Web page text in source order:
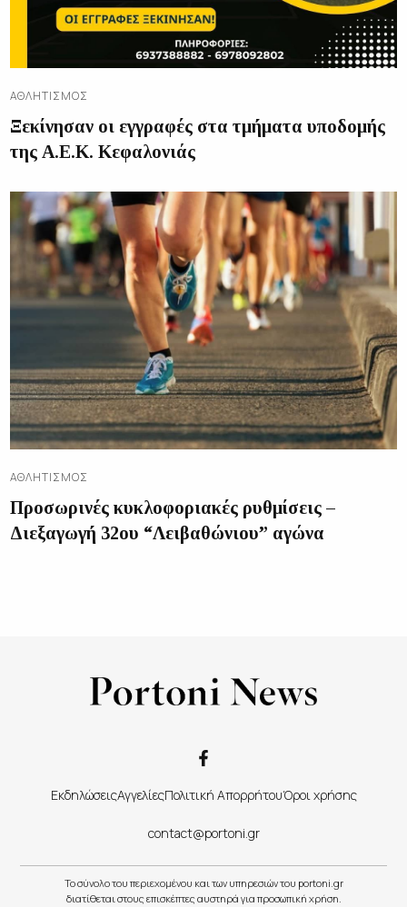
ΑΘΛΗΤΙΣΜΌΣ
Ξεκίνησαν οι εγγραφές στα τμήματα υποδομής
της Α.Ε.Κ. Κεφαλονιάς
ΑΘΛΗΤΙΣΜΌΣ
Προσωρινές κυκλοφοριακές ρυθμίσεις –
Διεξαγωγή 32ου “Λειβαθώνιου” αγώνα
ΕκδηλώσειςΑγγελίεςΠολιτική ΑπορρήτουΌροι χρήσης
contact@portoni.gr
Το σύνολο του περιεχομένου και των υπηρεσιών του portoni.gr
διατίθεται στους επισκέπτες αυστηρά για προσωπική χρήση.